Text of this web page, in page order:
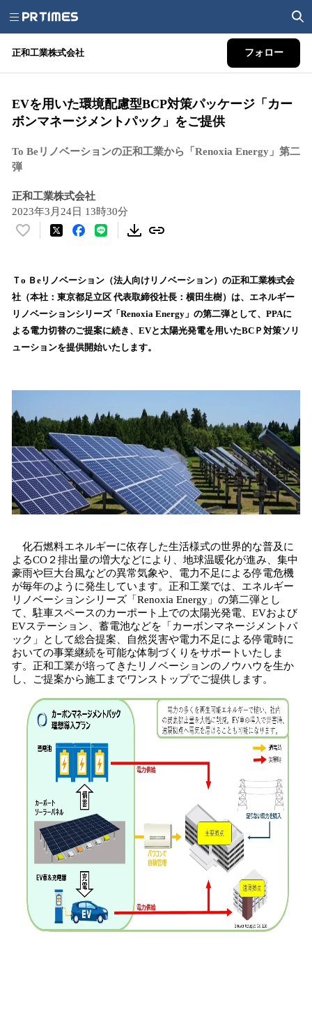
正和工業株式会社 フォロー
EVを用いた環境配慮型BCP対策パッケージ「カー
ボンマネージメントパック」をご提供
To Beリノベーションの正和工業から「Renoxia Energy」第二
弾
正和工業株式会社
2023年3月24日 13時30分
い
！
数
を
読
込
Ｔo Ｂeリノベーション（法人向けリノベーション）の正和工業株式会
社（本社：東京都足立区 代表取締役社長：横田生樹）は、エネルギー
リノベーションシリーズ「Renoxia Energy」の第二弾として、PPAに
よる電力切替のご提案に続き、EVと太陽光発電を用いたBCＰ対策ソリ
ューションを提供開始いたします。
化石燃料エネルギーに依存した生活様式の世界的な普及に
よるCO２排出量の増大などにより、地球温暖化が進み、集中
豪雨や巨大台風などの異常気象や、電力不足による停電危機
が毎年のように発生しています。正和工業では、エネルギー
リノベーションシリーズ「Renoxia Energy」の第二弾とし
て、駐車スペースのカーポート上での太陽光発電、EVおよび
EVステーション、蓄電池などを「カーボンマネージメントパ
ック」として総合提案、自然災害や電力不足による停電時に
おいての事業継続を可能な体制づくりをサポートいたしま
す。正和工業が培ってきたリノベーションのノウハウを生か
し、ご提案から施工までワンストップでご提供します。